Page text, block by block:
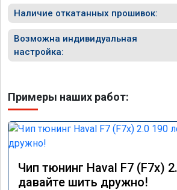
качественно. Номер сертификата
профессионализм!
Наличие откатанных прошивок:
Возможна индивидуальная
настройка:
Примеры наших работ:
Чип тюнинг Haval F7 (F7x)
давайте шить дружно!